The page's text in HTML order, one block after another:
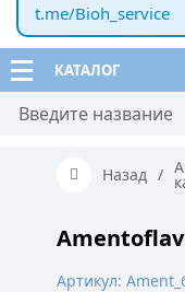
КАТАЛОГ
t.me/Bioh_service
Назад /
Артикул: